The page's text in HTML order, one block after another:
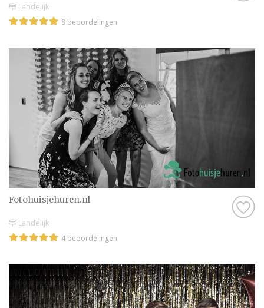
Landelijk
8 beoordelingen
Fotohuisjehuren.nl
Landelijk
4 beoordelingen